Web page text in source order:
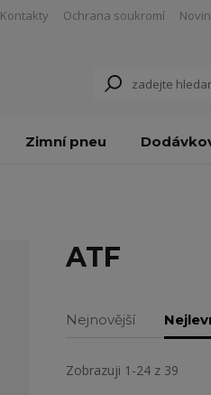
Kontakty Ochrana soukromí
Zimní pneu
ATF
Nejnovější
Zobrazuji 1-24 z 39